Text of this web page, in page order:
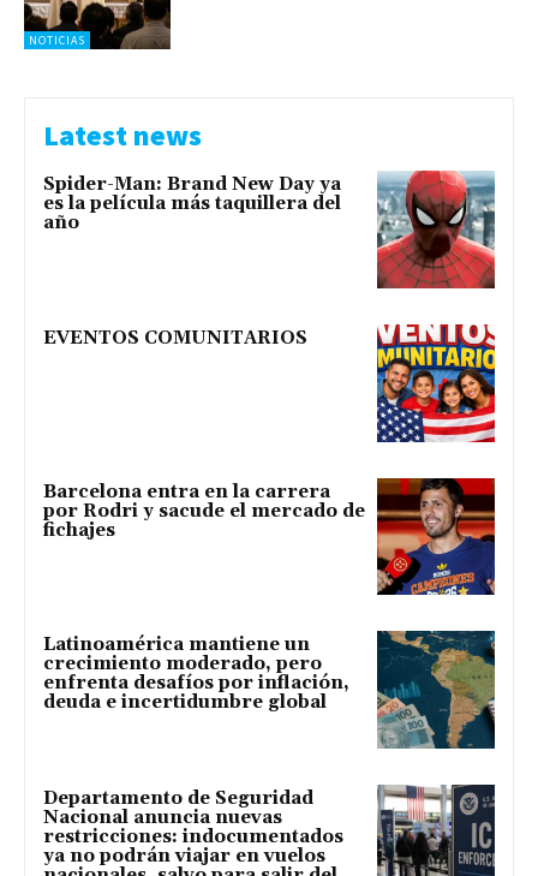
NOTICIAS
Latest news
Spider-Man: Brand New Day ya
es la película más taquillera del
año
EVENTOS COMUNITARIOS
Barcelona entra en la carrera
por Rodri y sacude el mercado de
fichajes
Latinoamérica mantiene un
crecimiento moderado, pero
enfrenta desafíos por inflación,
deuda e incertidumbre global
Departamento de Seguridad
Nacional anuncia nuevas
restricciones: indocumentados
ya no podrán viajar en vuelos